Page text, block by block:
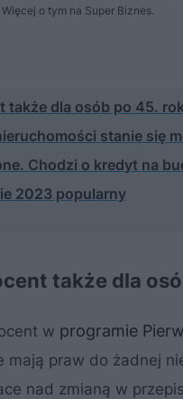
o tym na Super Biznes.
także dla osób po 45.
stanie się
Chodzi o kredyt na
2023 popularny
także dla
w programie
mają praw do żadnej
nad zmianą w